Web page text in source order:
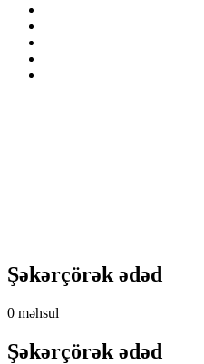
Şəkərçörək ədəd
0 məhsul
Şəkərçörək ədəd